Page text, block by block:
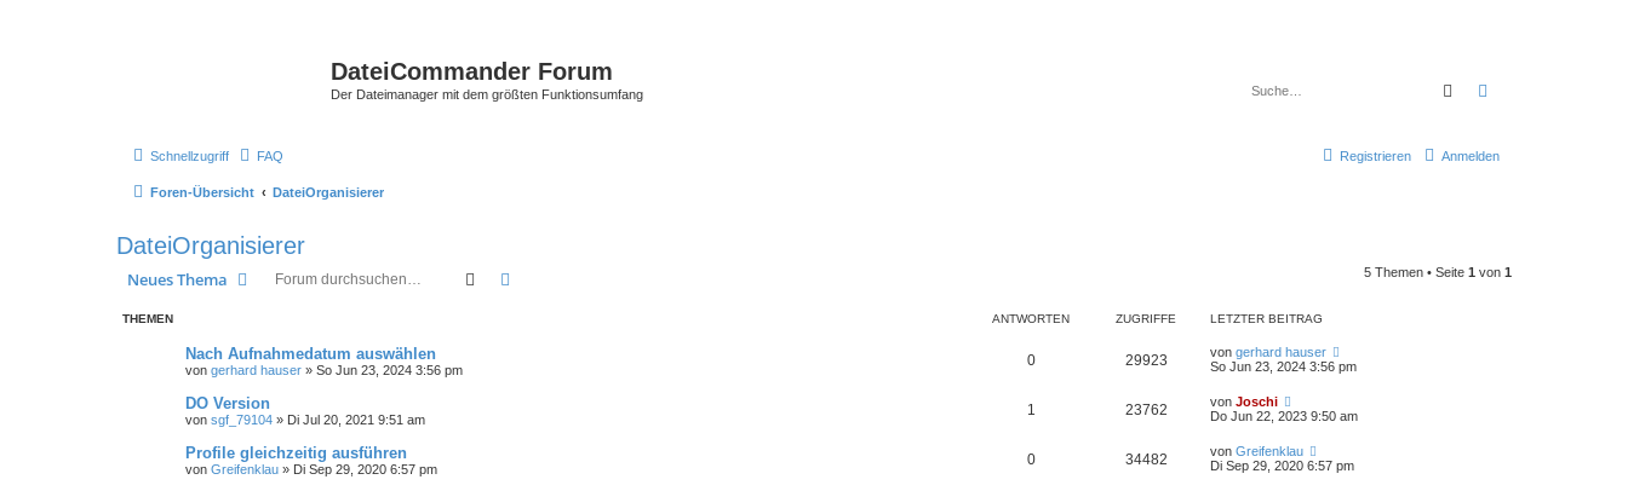
DateiCommander Forum
Der Dateimanager mit dem größten Funktionsumfang Suche
Schnellzugriff FAQ Anmelden
Registrieren
Foren-Übersicht DateiOrganisierer
DateiOrganisierer
Neues Thema Suche 5 Themen • Seite 1 von 1
THEMEN ANTWORTEN ZUGRIFFE LETZTER BEITRAG
Nach Aufnahmedatum auswählen
von gerhard hauser » So Jun 23, 2024 3:56 pm
0 29923 von gerhard hauser
So Jun 23, 2024 3:56 pm
DO Version
von sgf_79104 » Di Jul 20, 2021 9:51 am
1 23762 von Joschi
Do Jun 22, 2023 9:50 am
Profile gleichzeitig ausführen
von Greifenklau » Di Sep 29, 2020 6:57 pm
0 34482 von Greifenklau
Di Sep 29, 2020 6:57 pm